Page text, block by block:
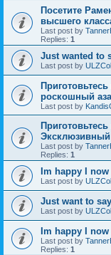
Посетите
высшего
Last post by
Replies: 1
Just wanted to
Last post by
роскошный
Last post by
Last post by
Replies: 1
Im happy I
Last post by
Just want to
Last post by
Im happy I
Last post by
Replies: 1